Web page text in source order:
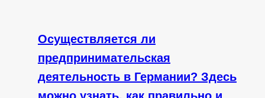
Осуществляется ли
предпринимательская
деятельность в Германии? Здесь